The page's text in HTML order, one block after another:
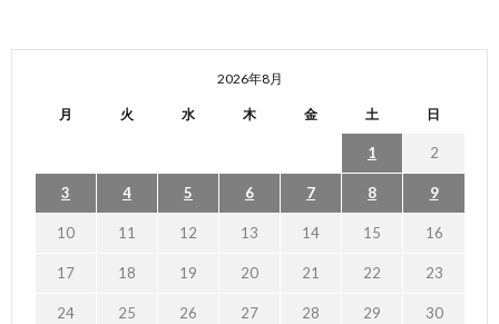
2026年8月
月 火 水 木 金 土 日
1 2
3 4 5 6 7 8 9
10 11 12 13 14 15 16
17 18 19 20 21 22 23
24 25 26 27 28 29 30